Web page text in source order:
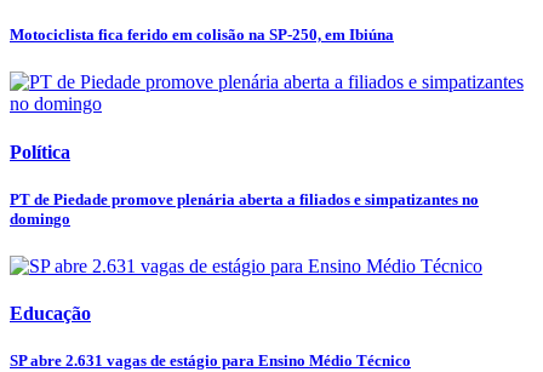
Motociclista fica ferido em colisão na SP-250, em Ibiúna
Política
PT de Piedade promove plenária aberta a filiados e simpatizantes no
domingo
Educação
SP abre 2.631 vagas de estágio para Ensino Médio Técnico